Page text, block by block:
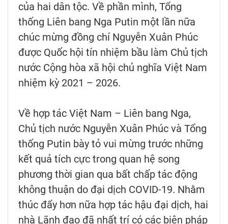
của hai dân tộc. Về phần mình, Tổng
thống Liên bang Nga Putin một lần nữa
chúc mừng đồng chí Nguyễn Xuân Phúc
được Quốc hội tín nhiệm bầu làm Chủ tịch
nước Cộng hòa xã hội chủ nghĩa Việt Nam
nhiệm kỳ 2021 – 2026.
Về hợp tác Việt Nam – Liên bang Nga,
Chủ tịch nước Nguyễn Xuân Phúc và Tổng
thống Putin bày tỏ vui mừng trước những
kết quả tích cực trong quan hệ song
phương thời gian qua bất chấp tác động
không thuận do đại dịch COVID-19. Nhằm
thúc đẩy hơn nữa hợp tác hậu đại dịch, hai
nhà Lãnh đạo đã nhất trí có các biện pháp